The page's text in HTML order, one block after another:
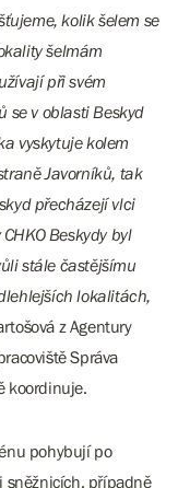
kolik šelem se
šelmám
při svém
se v oblasti Beskyd
vyskytuje kolem
Javorníků, tak
přecházejí vlci
Beskydy byl
stále častějšímu
lokalitách,
z Agentury
Správa
koordinuje.
pohybují po
sněžnicích, případně